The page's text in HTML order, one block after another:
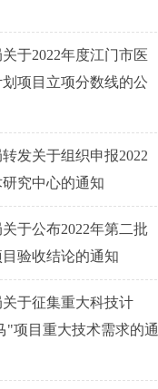
于2022年度江门市医
项目立项分数线的公
发关于组织申报2022
究中心的通知
于公布2022年第二批
验收结论的通知
于征集重大科技计
项目重大技术需求的通